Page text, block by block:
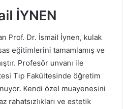
İYNEN
Prof. Dr. İsmail İynen, kulak
eğitimlerini tamamlamış ve
Profesör unvanı ile
Tıp Fakültesinde öğretim
Kendi özel muayenesini
rahatsızlıkları ve estetik